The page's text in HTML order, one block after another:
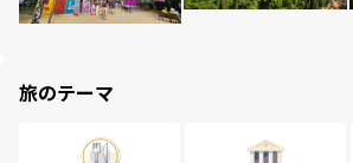
旅のテーマ